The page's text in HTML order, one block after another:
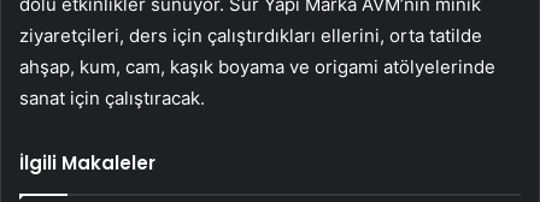
dolu etkinlikler sunuyor. Sur Yapı Marka AVM’nin minik
ziyaretçileri, ders için çalıştırdıkları ellerini, orta tatilde
ahşap, kum, cam, kaşık boyama ve origami atölyelerinde
sanat için çalıştıracak.
İlgili Makaleler